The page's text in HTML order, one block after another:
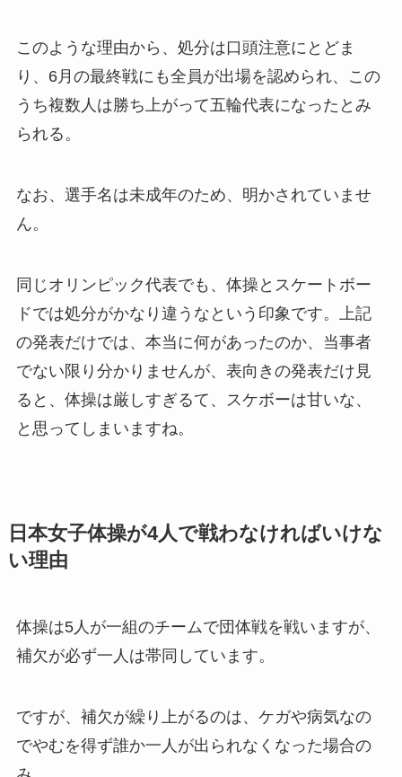
このような理由から、処分は口頭注意にとどま
り、6月の最終戦にも全員が出場を認められ、この
うち複数人は勝ち上がって五輪代表になったとみ
られる。
なお、選手名は未成年のため、明かされていませ
ん。
同じオリンピック代表でも、体操とスケートボー
ドでは処分がかなり違うなという印象です。上記
の発表だけでは、本当に何があったのか、当事者
でない限り分かりませんが、表向きの発表だけ見
ると、体操は厳しすぎるて、スケボーは甘いな、
と思ってしまいますね。
日本女子体操が4人で戦わなければいけな
い理由
体操は5人が一組のチームで団体戦を戦いますが、
補欠が必ず一人は帯同しています。
ですが、補欠が繰り上がるのは、ケガや病気なの
でやむを得ず誰か一人が出られなくなった場合の